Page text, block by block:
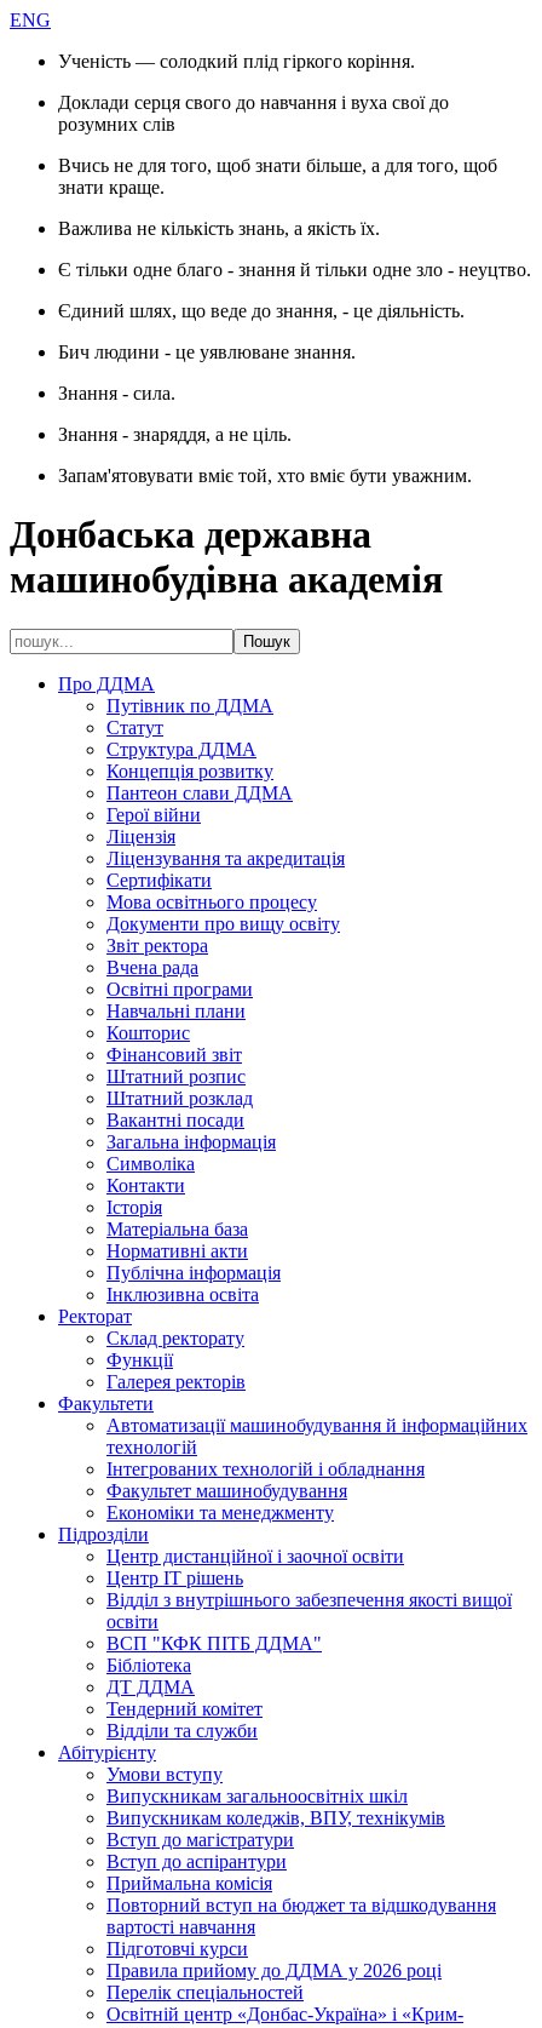
ENG
Ученість — солодкий плід гіркого коріння.
Доклади серця свого до навчання і вуха свої до
розумних слів
Вчись не для того, щоб знати більше, а для того, щоб
знати краще.
Важлива не кількість знань, а якість їх.
Є тільки одне благо - знання й тільки одне зло - неуцтво.
Єдиний шлях, що веде до знання, - це діяльність.
Бич людини - це уявлюване знання.
Знання - сила.
Знання - знаряддя, а не ціль.
Запам'ятовувати вміє той, хто вміє бути уважним.
Донбаська державна
машинобудівна академія
Про ДДМА
Путівник по ДДМА
Статут
Структура ДДМА
Концепція розвитку
Пантеон слави ДДМА
Герої війни
Ліцензія
Ліцензування та акредитація
Сертифікати
Мова освітнього процесу
Документи про вищу освіту
Звіт ректора
Вчена рада
Освітні програми
Навчальні плани
Кошторис
Фінансовий звіт
Штатний розпис
Штатний розклад
Вакантні посади
Загальна інформація
Символіка
Контакти
Історія
Матеріальна база
Нормативні акти
Публічна інформація
Інклюзивна освіта
Ректорат
Склад ректорату
Функції
Галерея ректорів
Факультети
Автоматизації машинобудування й інформаційних
технологій
Інтегрованих технологій і обладнання
Факультет машинобудування
Економіки та менеджменту
Підрозділи
Центр дистанційної і заочної освіти
Центр ІТ рішень
Відділ з внутрішнього забезпечення якості вищої
освіти
ВСП "КФК ПІТБ ДДМА"
Бібліотека
ДТ ДДМА
Тендерний комітет
Відділи та служби
Абітурієнту
Умови вступу
Випускникам загальноосвітніх шкіл
Випускникам коледжів, ВПУ, технікумів
Вступ до магістратури
Вступ до аспірантури
Приймальна комісія
Повторний вступ на бюджет та відшкодування
вартості навчання
Підготовчі курси
Правила прийому до ДДМА у 2026 році
Перелік спеціальностей
Освітній центр «Донбас-Україна» і «Крим-